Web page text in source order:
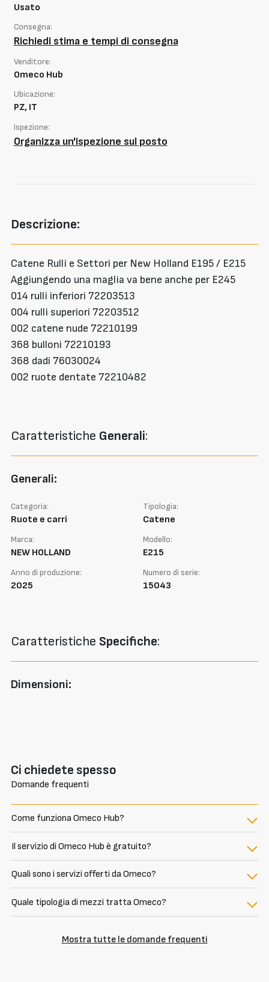
Descrizione:
Catene Rulli e Settori per New Holland E195 / E215
Aggiungendo una maglia va bene anche per E245
014 rulli inferiori 72203513
004 rulli superiori 72203512
002 catene nude 72210199
368 bulloni 72210193
368 dadi 76030024
002 ruote dentate 72210482
Caratteristiche Generali:
Generali:
Categoria:
Ruote e carri
Tipologia:
Catene
Marca:
NEW HOLLAND
Modello:
E215
Anno di produzione:
2025
Numero di serie:
15043
Caratteristiche Specifiche:
Dimensioni:
Ci chiedete spesso
Domande frequenti
Come funziona Omeco Hub?
Il servizio di Omeco Hub è gratuito?
Quali sono i servizi offerti da Omeco?
Quale tipologia di mezzi tratta Omeco?
Mostra tutte le domande frequenti
Usato
Consegna:
Richiedi stima e tempi di consegna
Venditore:
Omeco Hub
Ubicazione:
PZ, IT
Ispezione:
Organizza un'ispezione sul posto